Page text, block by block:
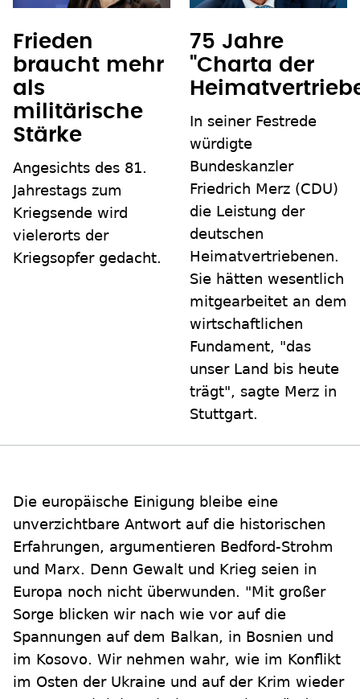
Frieden
braucht mehr
als
militärische
Stärke
Angesichts des 81.
Jahrestags zum
Kriegsende wird
vielerorts der
Kriegsopfer gedacht.
75 Jahre
"Charta der
In seiner Festrede
würdigte
Bundeskanzler
Friedrich Merz (CDU)
die Leistung der
deutschen
Heimatvertriebenen.
Sie hätten wesentlich
mitgearbeitet an dem
wirtschaftlichen
Fundament, "das
unser Land bis heute
trägt", sagte Merz in
Stuttgart.
Die europäische Einigung bleibe eine
unverzichtbare Antwort auf die historischen
Erfahrungen, argumentieren Bedford-Strohm
und Marx. Denn Gewalt und Krieg seien in
Europa noch nicht überwunden. "Mit großer
Sorge blicken wir nach wie vor auf die
Spannungen auf dem Balkan, in Bosnien und
im Kosovo. Wir nehmen wahr, wie im Konflikt
im Osten der Ukraine und auf der Krim wieder